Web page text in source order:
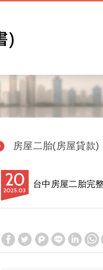
房屋二胎(房屋貸款)
20
03
2025
台中房屋二胎完